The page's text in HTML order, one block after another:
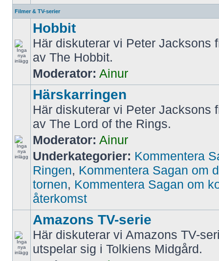
Filmer & TV-serier
Hobbit
Här diskuterar vi Peter Jacksons
av The Hobbit.
Moderator: Ainur
Härskarringen
Här diskuterar vi Peter Jacksons
av The Lord of the Rings.
Moderator: Ainur
Underkategorier: Kommentera
Ringen, Kommentera Sagan om
tornen, Kommentera Sagan om
återkomst
Amazons TV-serie
Här diskuterar vi Amazons TV-
utspelar sig i Tolkiens Midgård.